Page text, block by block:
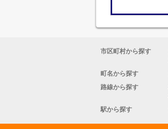
市区町村から探す
町名から探す
路線から探す
駅から探す